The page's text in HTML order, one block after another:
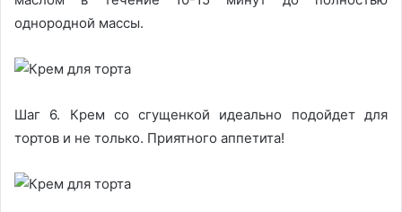
однородной массы.
Шаг 6. Крем со сгущенкой идеально подойдет для
тортов и не только. Приятного аппетита!